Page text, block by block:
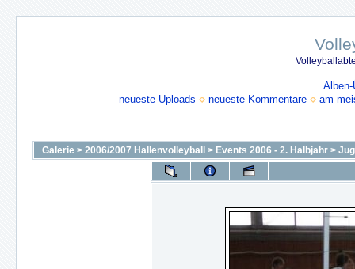
neueste Uploads
neueste Kommentare am
Galerie > 2006/2007 Hallenvolleyball > Events 2006 - 2. Halbjahr >